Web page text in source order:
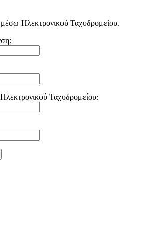
Ηλεκτρονικού Ταχυδρομείου.
Ταχυδρομείου: